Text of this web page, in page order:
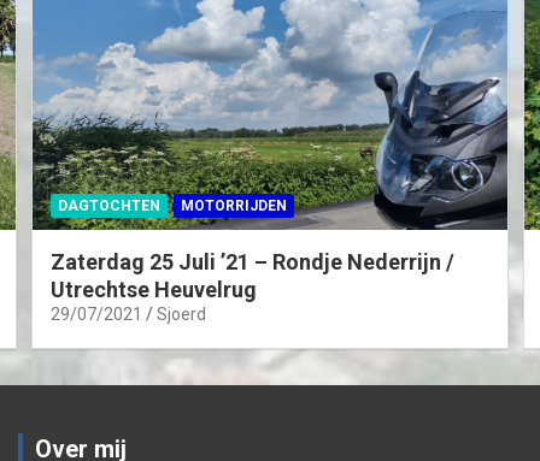
DAGTOCHTEN MOTORRIJDEN
Zaterdag 25 Juli ’21 – Rondje Nederrijn /
Utrechtse Heuvelrug
29/07/2021 Sjoerd
Over mij